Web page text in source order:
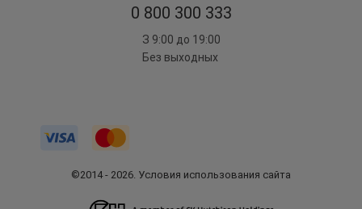
0 800 300 333
З 9:00 до 19:00
Без выходных
©2014 - 2026. Условия использования сайта